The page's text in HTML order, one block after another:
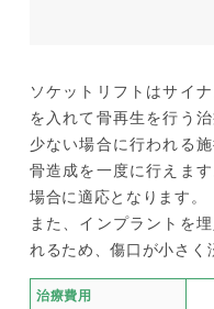
ソケットリフトはサイ
を入れて骨再生を行う
少ない場合に行われる
骨造成を一度に行えま
場合に適応となります。
また、インプラントを
れるため、傷口が小さく
治療費用